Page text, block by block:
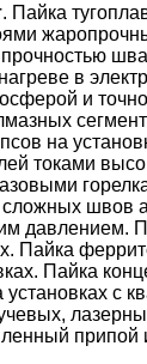
. Пайка
в
и
на
токами
швов
давлением.
Пайка
Пайка
установках с
припой